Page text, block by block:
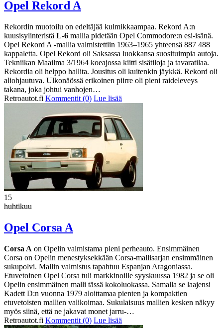
Opel Rekord A
Rekordin muotoilu on edeltäjää kulmikkaampaa. Rekord A:n
kuusisylinteristä L-6 mallia pidetään Opel Commodore:n esi-isänä.
Opel Rekord A -mallia valmistettiin 1963–1965 yhteensä 887 488
kappaletta. Opel Rekord oli Saksassa luokkansa suosituimpia autoja.
Tekniikan Maailma 3/1964 koeajossa kiitti sisätiloja ja tavaratilaa.
Rekordia oli helppo hallita. Jousitus oli kuitenkin jäykkä. Rekord oli
aliohjautuva. Ulkonäössä erikoinen piirre oli pieni raideleveys
takana, joka johtui vanhojen…
Retroautot.fi Kommentit (0) Lue lisää
15
huhtikuu
Opel Corsa A
Corsa A on Opelin valmistama pieni perheauto. Ensimmäinen
Corsa on Opelin menestyksekkään Corsa-mallisarjan ensimmäinen
sukupolvi. Mallin valmistus tapahtuu Espanjan Aragoniassa.
Etuvetoinen Opel Corsa tuli markkinoille syyskuussa 1982 ja se oli
Opelin ensimmäinen malli tässä kokoluokassa. Samalla se laajensi
Kadett D:n vuonna 1979 aloittamaa pienten ja kompaktien
etuvetoisten mallien valikoimaa. Sukulaisuus mallien kesken näkyy
myös siinä, että ne jakavat monet jarru-…
Retroautot.fi Kommentit (0) Lue lisää